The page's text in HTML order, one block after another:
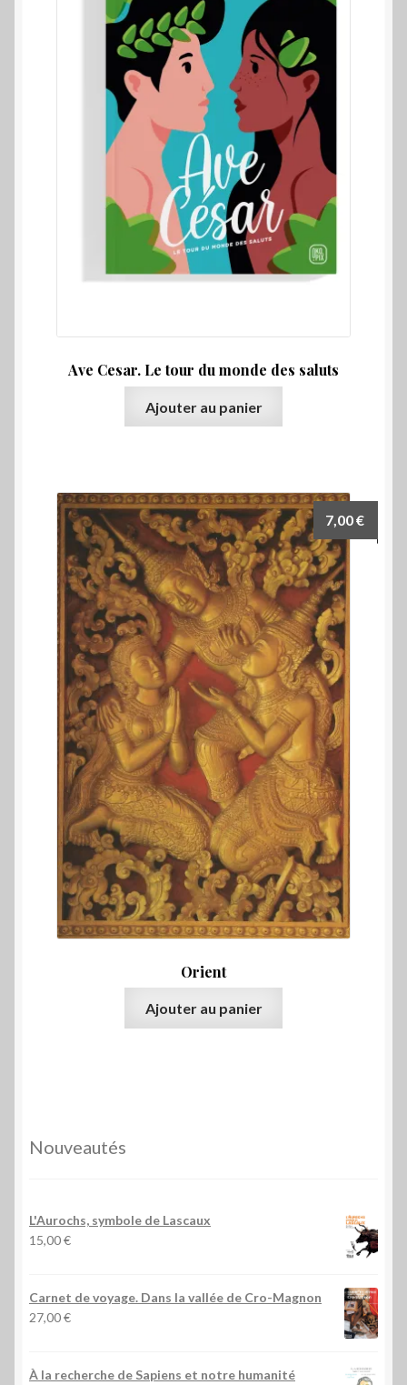
Ave Cesar. Le tour du monde des saluts
Ajouter au panier
Orient
7,00€
Ajouter au panier
Nouveautés
L'Aurochs, symbole de Lascaux
15,00€
Carnet de voyage. Dans la vallée de Cro-Magnon
27,00€
À la recherche de Sapiens et notre humanité